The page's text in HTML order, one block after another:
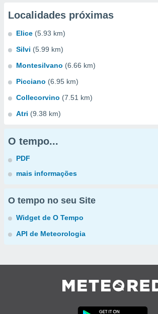
Localidades próximas
Elice (5.93 km)
Silvi (5.99 km)
Montesilvano (6.66 km)
Picciano (6.95 km)
Collecorvino (7.51 km)
Atri (9.38 km)
O tempo...
PDF
mais informações
O tempo no seu Site
Widget de O Tempo
API de Meteorologia